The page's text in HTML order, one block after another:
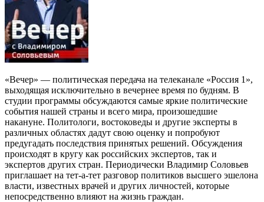
«Вечер» — политическая передача на телеканале «Россия 1»,
выходящая исключительно в вечернее время по будням. В
студии программы обсуждаются самые яркие политические
события нашей страны и всего мира, произошедшие
накануне. Политологи, востоковеды и другие эксперты в
различных областях дадут свою оценку и попробуют
предугадать последствия принятых решений. Обсуждения
происходят в кругу как российских экспертов, так и
экспертов других стран. Периодически Владимир Соловьев
приглашает на тет-а-тет разговор политиков высшего эшелона
власти, известных врачей и других личностей, которые
непосредственно влияют на жизнь граждан.